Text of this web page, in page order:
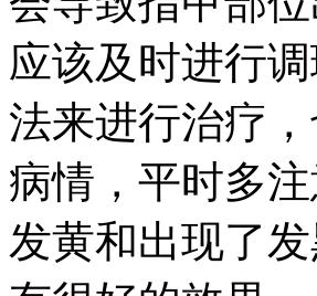
应该及时进行
法来进行治疗
病情，平时多
发黄和出现了